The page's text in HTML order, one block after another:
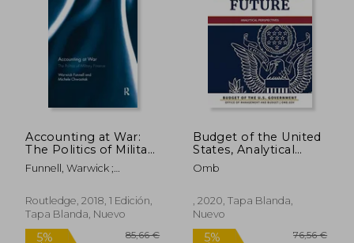
5% 5%
Accounting at War:
The Politics of Military
Finance (en Inglés)
Funnell, Warwick ;
Routledge, 2018, 1 Edición,
Tapa Blanda, Nuevo
Budget of the United
States, Analytical
Perspectives, Fiscal
Year 2021: A Budget
(en Inglés)
Omb
, 2020, Tapa Blanda,
Nuevo